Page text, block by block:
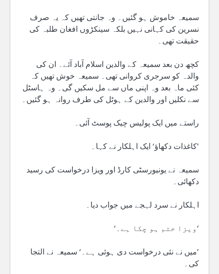
سمیعہ خاموش ہو گئیں۔ وہ جانتی تھیں کہ یہ صرف
نسرین کی کہانی نہیں بلکہ سینکڑوں افغان طلبہ کی
حقیقت تھی۔
کچھ دن بعد سمیعہ کے والدین اسلام آباد آئے۔ ان کی
والدہ کو سرجری کروانی تھی۔ سمیعہ خوش تھیں کہ
کئی ماہ بعد وہ اپنی ماں سے مل سکیں گی۔ وہ ہاسٹل
سے نکلیں اور والدین کے ہوٹل کی طرف روانہ ہو گئیں۔
راستے میں ایک پولیس چیک پوسٹ آئی۔
’کاغذات دکھاؤ‘ ایک اہلکار نے کہا۔
سمیعہ نے یونیورسٹی کارڈ اور ویزا درخواست کی رسید
دکھائی۔
اہلکار نے سرد لہجے میں جواب دیا۔
’ویزا ختم ہو چکا ہے۔‘
’میں نے نئی درخواست دی ہوئی ہے۔‘ سمیعہ نے التجا
کی۔